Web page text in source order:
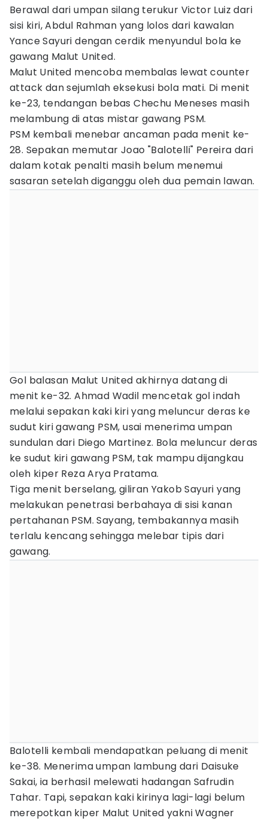
Berawal dari umpan silang terukur Victor Luiz dari
sisi kiri, Abdul Rahman yang lolos dari kawalan
Yance Sayuri dengan cerdik menyundul bola ke
gawang Malut United.
Malut United mencoba membalas lewat counter
attack dan sejumlah eksekusi bola mati. Di menit
ke-23, tendangan bebas Chechu Meneses masih
melambung di atas mistar gawang PSM.
PSM kembali menebar ancaman pada menit ke-
28. Sepakan memutar Joao "Balotelli" Pereira dari
dalam kotak penalti masih belum menemui
sasaran setelah diganggu oleh dua pemain lawan.
Gol balasan Malut United akhirnya datang di
menit ke-32. Ahmad Wadil mencetak gol indah
melalui sepakan kaki kiri yang meluncur deras ke
sudut kiri gawang PSM, usai menerima umpan
sundulan dari Diego Martinez. Bola meluncur deras
ke sudut kiri gawang PSM, tak mampu dijangkau
oleh kiper Reza Arya Pratama.
Tiga menit berselang, giliran Yakob Sayuri yang
melakukan penetrasi berbahaya di sisi kanan
pertahanan PSM. Sayang, tembakannya masih
terlalu kencang sehingga melebar tipis dari
gawang.
Balotelli kembali mendapatkan peluang di menit
ke-38. Menerima umpan lambung dari Daisuke
Sakai, ia berhasil melewati hadangan Safrudin
Tahar. Tapi, sepakan kaki kirinya lagi-lagi belum
merepotkan kiper Malut United yakni Wagner